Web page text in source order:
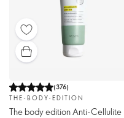
(376)
THE-BODY-EDITION
The body edition Anti-Cellulite